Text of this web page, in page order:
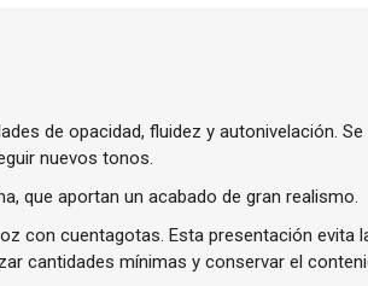
de opacidad, fluidez y autonivelación. Se
nuevos tonos.
que aportan un acabado de gran realismo.
con cuentagotas. Esta presentación evita
cantidades mínimas y conservar el